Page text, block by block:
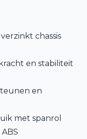
chassis
en stabiliteit
en
met spanrol